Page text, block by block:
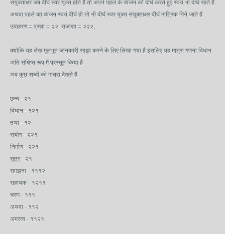
संयुक्ताक्षर जब दीर्घ स्वर युक्त होते हैं तो अपने पहले के व्यंजन को दीर्घ करते हुए स्वयं भी दीर्घ रहते हैं
अथवा पहले का व्यंजन स्वयं दीर्घ हो तो भी दीर्घ स्वर युक्त संयुक्ताक्षर दीर्घ मात्रिक गिने जाते हैं
उदाहरण = प्रज्ञा = २२ राजाज्ञा = २२२,
क्योकि यह लेख मूलभूत जानकारी साझा करने के लिए लिखा गया है इसलिए यह मात्रा गणना विधान
अति संक्षिप्त रूप में प्रस्तुत किया है
अब कुछ शब्दों की मात्रा देखते हैं
छन्द - २१
विधान - १२१
तथा - १२
संयोग - २२१
निर्माण - २२१
सूत्र - २१
समझना - १११२
सहायक - १२११
चरण - १११
अथवा - ११२
अमरत्व - ११२१